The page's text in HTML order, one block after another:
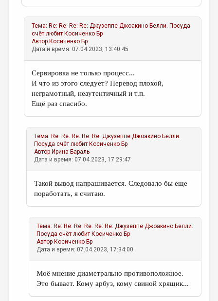
Тема: Re: Re: Re: Re: Джузеппе Джоакино Белли. Посуда
счёт любит Косиченко Бр
Автор Косиченко Бр
Дата и время: 07.04.2023, 13:40:45
Сервировка не только процесс...
И что из этого следует? Перевод плохой,
неграмотный, неаутентичный и т.п.
Ещё раз спасибо.
Тема: Re: Re: Re: Re: Re: Джузеппе Джоакино Белли.
Посуда счёт любит Косиченко Бр
Автор Ирина Бараль
Дата и время: 07.04.2023, 17:29:47
Такой вывод напрашивается. Следовало бы еще
поработать, я считаю.
Тема: Re: Re: Re: Re: Re: Re: Джузеппе Джоакино Белли.
Посуда счёт любит Косиченко Бр
Автор Косиченко Бр
Дата и время: 07.04.2023, 17:34:00
Моё мнение диаметрально противоположное.
Это бывает. Кому арбуз, кому свиной хрящик...